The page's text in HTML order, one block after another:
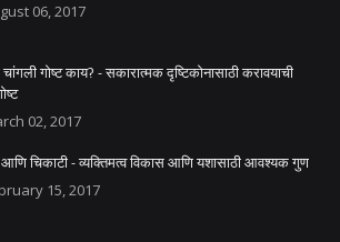
06, 2017
गोष्ट काय? - सकारात्मक दृष्टिकोनासाठी करावयाची
02, 2017
आणि चिकाटी - व्यक्तिमत्व विकास आणि यशासाठी आवश्यक गुण
15, 2017